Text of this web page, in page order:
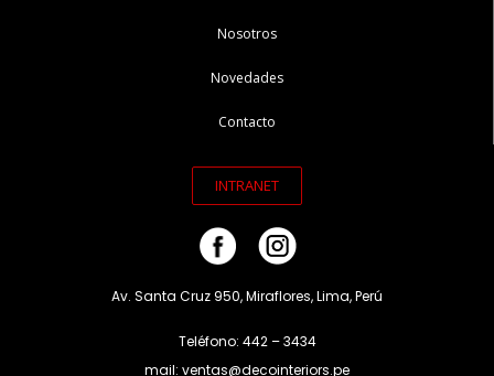
Nosotros
Novedades
Contacto
INTRANET
Av. Santa Cruz 950, Miraflores, Lima, Perú
Teléfono: 442 – 3434
mail: ventas@decointeriors.pe